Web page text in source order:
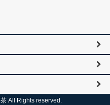
All Rights reserved.